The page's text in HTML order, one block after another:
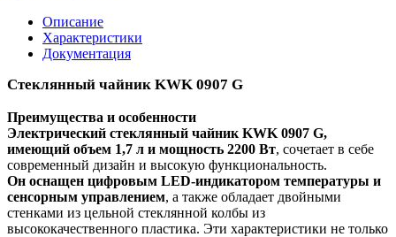
Описание
Характеристики
Документация
Стеклянный чайник KWK 0907 G
Преимущества и особенности
Электрический стеклянный чайник KWK 0907 G,
имеющий объем 1,7 л и мощность 2200 Вт, сочетает в себе
современный дизайн и высокую функциональность.
Он оснащен цифровым LED-индикатором температуры и
сенсорным управлением, а также обладает двойными
стенками из цельной стеклянной колбы из
высококачественного пластика. Эти характеристики не только